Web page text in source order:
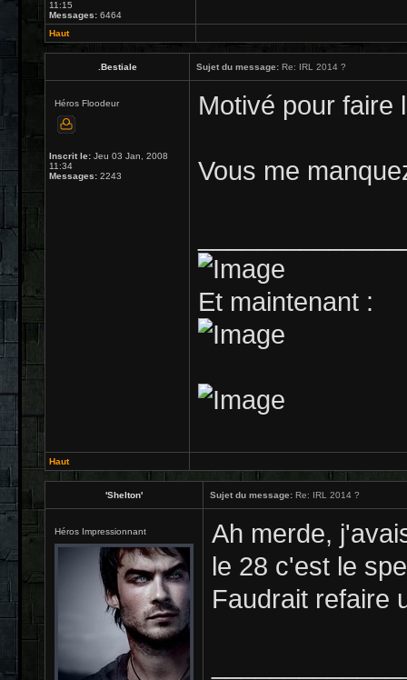
11:15
Messages: 6464
Haut
.Bestiale Sujet du message: Re: IRL 2014 ?
Héros Floodeur
Inscrit le: Jeu 03 Jan, 2008
11:34
Messages: 2243
Motivé pour
Vous me
Et maintenant :
Haut
'Shelton' Sujet du message: Re: IRL 2014 ?
Héros Impressionnant
Ah merde,
le 28 c'est le
Faudrait refaire